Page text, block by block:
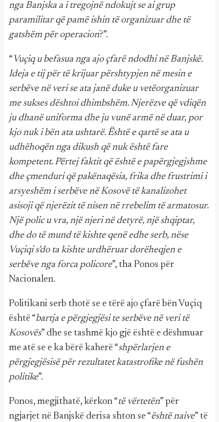
nga Banjska a i tregojnë ndokujt se ai grup
paramilitar që pamë ishin të organizuar dhe të
gatshëm për operacion?”.
“ Vuçiq u befasua nga ajo çfarë ndodhi në Banjskë.
Ideja e tij për të krijuar përshtypjen në mesin e
serbëve në veri se ata janë duke u vetëorganizuar
me sukses dështoi dhimbshëm. Njerëzve që vdiqën
ju dhanë uniforma dhe ju vunë armë në duar, por
kjo nuk i bën ata ushtarë. Është e qartë se ata u
udhëhoqën nga dikush që nuk është fare
kompetent. Përtej faktit që është e papërgjegjshme
dhe çmenduri që pakënaqësia, frika dhe frustrimi i
arsyeshëm i serbëve në Kosovë të kanalizohet
asisoji që njerëzit të nisen në rrebelim të armatosur.
Një polic u vra, një njeri në detyrë, një shqiptar,
dhe do të mund të kishte qenë edhe serb, nëse
Vuçiqi s’do ta kishte urdhëruar dorëheqjen e
serbëve nga forca policore”, tha Ponos për
Nacionalen.
Politikani serb thotë se e tërë ajo çfarë bën Vuçiq
është “bartja e përgjegjësi te serbëve në veri të
Kosovës” dhe se tashmë kjo gjë është e dëshmuar
me atë se e ka bërë kaherë “shpërlarjen e
përgjegjësisë për rezultatet katastrofike në fushën
politike”.
Ponos, megjithatë, kërkon “të vërtetën” për
ngjarjet në Banjskë derisa shton se “është naive” të